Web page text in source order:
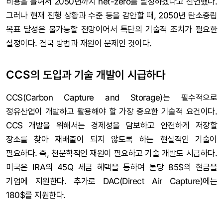
그러나 현재 진행 상황과 수준 등을 감안할 때, 2050년 탄소중립
목표 달성은 불가능할 전망이어서 특단의 기술적 조치가 필요한
실정이다. 결국 방법과 재원이 문제인 것이다.
CCS의 도입과 기술 개발이 시급하다
CCS(Carbon Capture and Storage)는 필수적으로
정유산업이 개발하고 활용해야 할 가장 중요한 기술적 요건이다.
CCS 개발을 위해서는 경제성을 담보하고 안전하게 저장할
장소를 찾아 재배출이 되지 않도록 하는 현실적인 기술이
필요하다. 즉, 천문학적인 재원이 필요하고 기술 개발도 시급하다.
미국은 IRA의 45Q 세금 혜택을 통하여 톤당 85$의 현금을
기업에 지원한다. 추가로 DAC(Direct Air Capture)에는
180$를 지원한다.